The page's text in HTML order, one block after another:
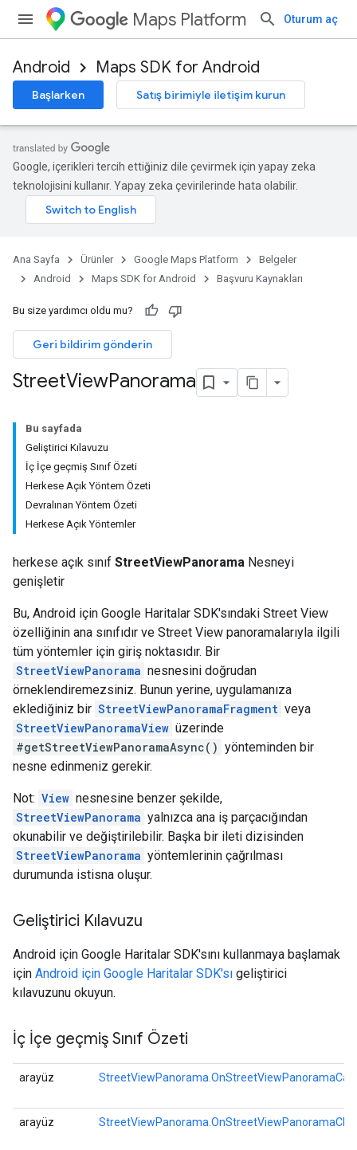
Maps Platform Oturum aç
Android Maps SDK for Android
Başlarken Satış birimiyle iletişim kurun
Google, içerikleri tercih ettiğiniz dile çevirmek için yapay zeka
teknolojisini kullanır. Yapay zeka çevirilerinde hata olabilir.
Ana Sayfa Ürünler Google Maps Platform
Belgeler
Android
Maps SDK for Android Başvuru Kaynakları
Bu size yardımcı oldu mu?
Geri bildirim gönderin
StreetViewPanorama
Bu sayfada
Geliştirici Kılavuzu
İç İçe geçmiş Sınıf Özeti
Herkese Açık Yöntem Özeti
Devralınan Yöntem Özeti
Herkese Açık Yöntemler
herkese açık sınıf StreetViewPanorama Nesneyi
genişletir
Bu, Android için Google Haritalar SDK'sındaki Street View
özelliğinin ana sınıfıdır ve Street View panoramalarıyla ilgili
tüm yöntemler için giriş noktasıdır. Bir
StreetViewPanorama nesnesini doğrudan
örneklendiremezsiniz. Bunun yerine, uygulamanıza
eklediğiniz bir StreetViewPanoramaFragment veya
StreetViewPanoramaView üzerinde
#getStreetViewPanoramaAsync() yönteminden bir
nesne edinmeniz gerekir.
Not: View nesnesine benzer şekilde,
StreetViewPanorama yalnızca ana iş parçacığından
okunabilir ve değiştirilebilir. Başka bir ileti dizisinden
StreetViewPanorama yöntemlerinin çağrılması
durumunda istisna oluşur.
Geliştirici Kılavuzu
Android için Google Haritalar SDK'sını kullanmaya başlamak
için Android için Google Haritalar SDK'sı geliştirici
kılavuzunu okuyun.
İç İçe geçmiş Sınıf Özeti
arayüz
arayüz